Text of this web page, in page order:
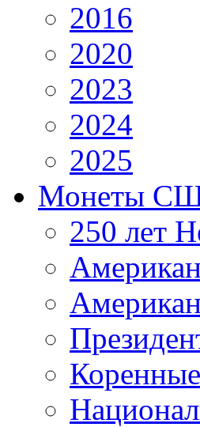
2016
2020
2023
2024
2025
Монеты
250 лет